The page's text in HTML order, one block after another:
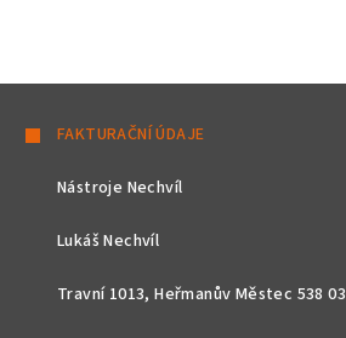
FAKTURAČNÍ ÚDAJE
Nástroje Nechvíl
Lukáš Nechvíl
Travní 1013, Heřmanův Městec 538 03